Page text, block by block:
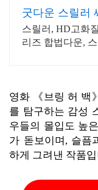
굿다운 스릴러
만원+10%추가
스릴러, HD고화
리즈 합법다운,
영화 《브링 허 백
를 탐구하는 감성
우들의 몰입도 높
가 돋보이며, 슬픔
하게 그려낸 작품